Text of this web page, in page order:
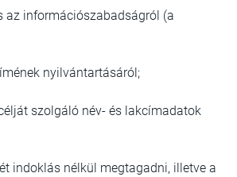
az információszabadságról (a
nyilvántartásáról;
szolgáló név- és lakcímadatok
indoklás nélkül megtagadni, illetve a